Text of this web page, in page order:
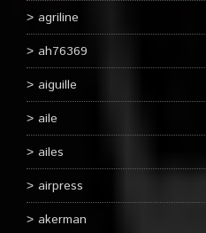
agriline
ah76369
aiguille
aile
ailes
airpress
akerman